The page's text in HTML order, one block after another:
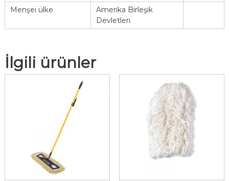
Menşei ülke
Amerika Birleşik
Devletleri
İlgili ürünler